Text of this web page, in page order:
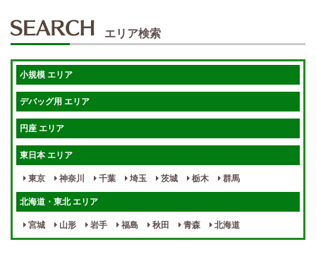
短期OK 入店祝金あり
週1～OK 健全店で安心！
宿泊相談可 保証制度完備
指名料100％バック！ 寮完備
女性スタッフがいる！ 終電後店泊OK
週１～OK 自宅待機OK
エリア検索
小規模 エリア
デバッグ用 エリア
円座 エリア
東日本 エリア
東京 神奈川 千葉 埼玉 茨城 栃木 群馬
北海道・東北 エリア
宮城 山形 岩手 福島 秋田 青森 北海道